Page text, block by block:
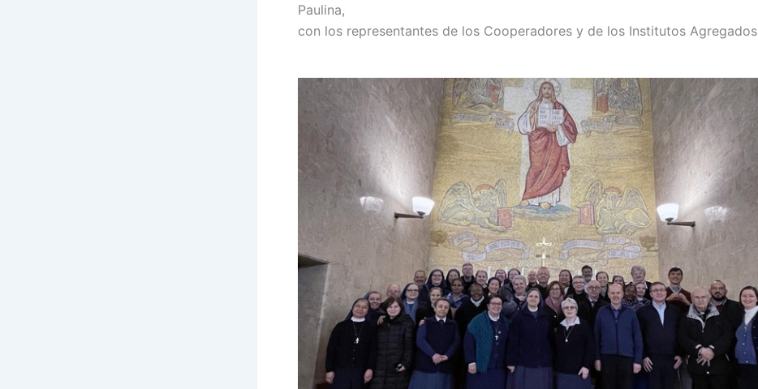
Paulina,
con los representantes de los Cooperadores y de los Institutos Agregados